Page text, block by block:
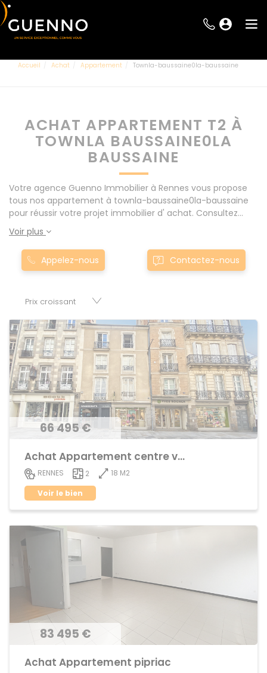
Accueil Achat Appartement Townla-baussaine0la-baussaine
ACHAT APPARTEMENT T2 À
TOWNLA BAUSSAINE0LA
BAUSSAINE
Votre agence Guenno Immobilier à Rennes vous propose
tous nos appartement à townla-baussaine0la-baussaine
pour réussir votre projet immobilier d' achat. Consultez
l'ensemble de nos offres à Rennes mais également aux
alentours : Le Rheu, Pacé, Montgermont... Nos appartement
T2 à townla-baussaine0la-baussaine sont proposés au
meilleur prix du marché pour permettre au plus grand
commerces, appartements, maisons, immeubles, terrains
Voir plus
Appelez-nous Contactez-nous
66 495 €
Achat Appartement centre ville
RENNES 2
18 M2
Voir le bien
83 495 €
Achat Appartement pipriac